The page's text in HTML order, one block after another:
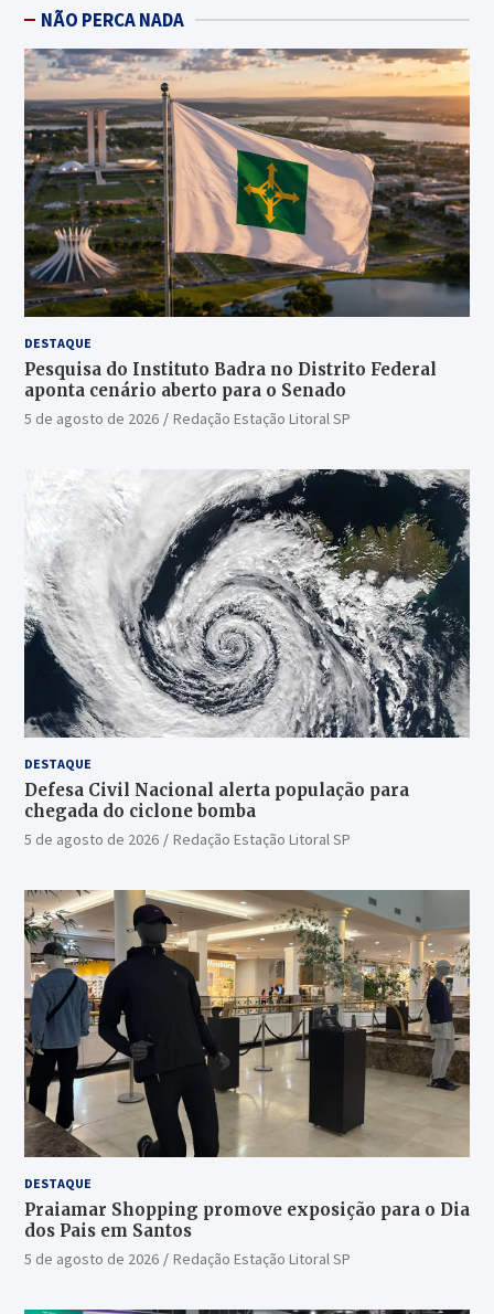
NÃO PERCA NADA
DESTAQUE
Pesquisa do Instituto Badra no Distrito Federal
aponta cenário aberto para o Senado
5 de agosto de 2026 Redação Estação Litoral SP
DESTAQUE
Defesa Civil Nacional alerta população para
chegada do ciclone bomba
5 de agosto de 2026 Redação Estação Litoral SP
DESTAQUE
Praiamar Shopping promove exposição para o Dia
dos Pais em Santos
5 de agosto de 2026 Redação Estação Litoral SP